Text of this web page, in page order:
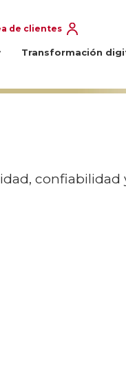
de clientes
Transformación
confiabilidad